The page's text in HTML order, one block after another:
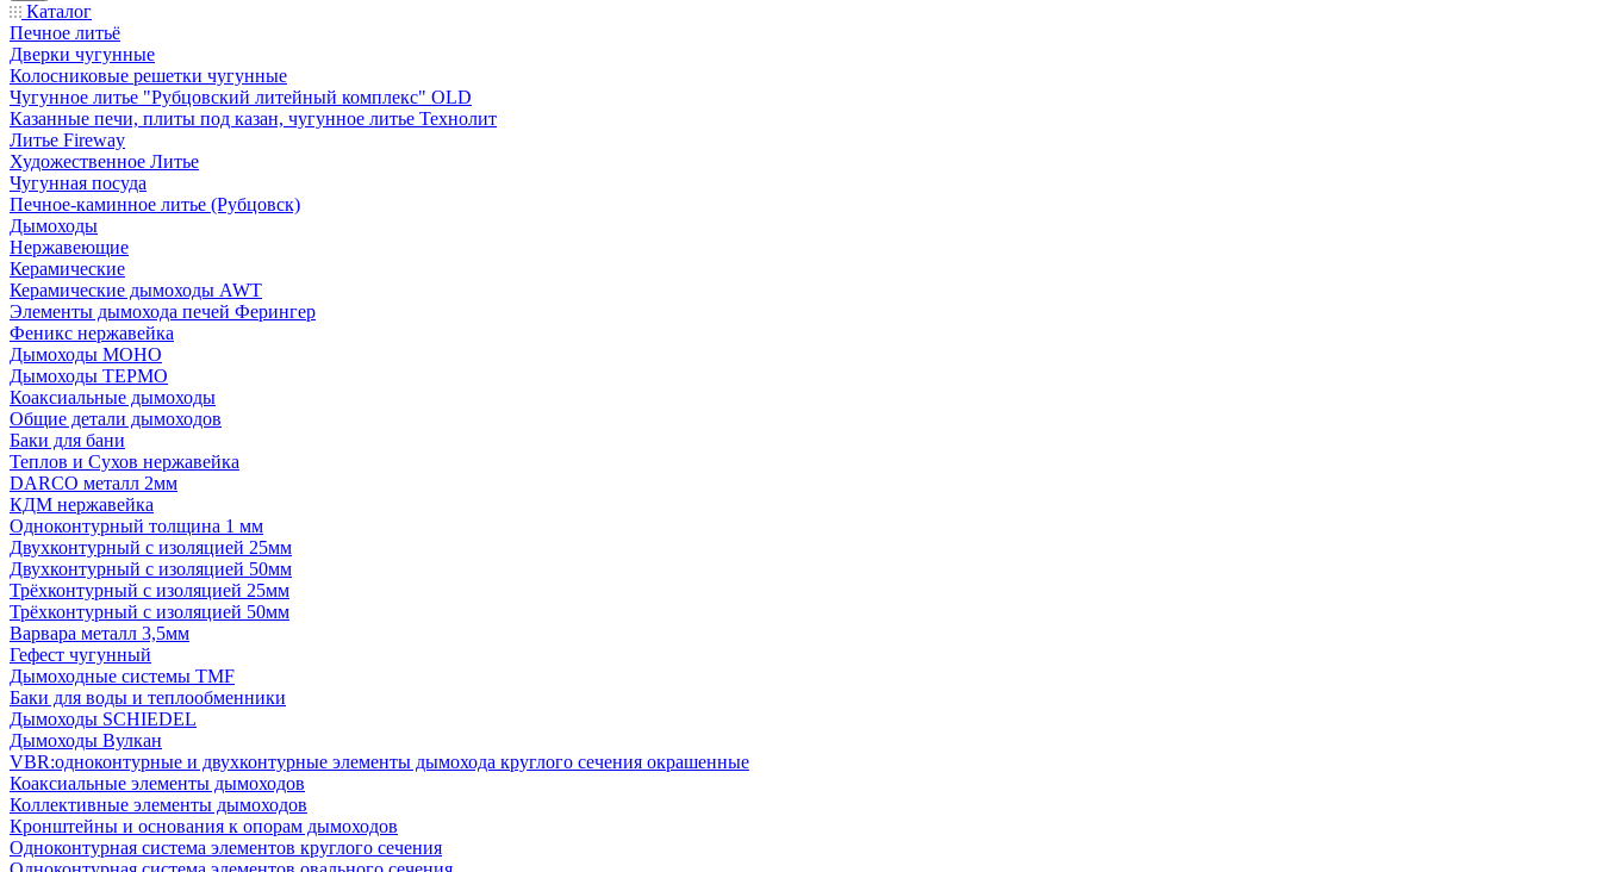
Каталог
Печное литьё
Дверки чугунные
Колосниковые решетки чугунные
Чугунное литье "Рубцовский литейный комплекс" OLD
Казанные печи, плиты под казан, чугунное литье Технолит
Литье Fireway
Художественное Литье
Чугунная посуда
Печное-каминное литье (Рубцовск)
Дымоходы
Нержавеющие
Керамические
Керамические дымоходы AWT
Элементы дымохода печей Ферингер
Феникс нержавейка
Дымоходы МОНО
Дымоходы ТЕРМО
Коаксиальные дымоходы
Общие детали дымоходов
Баки для бани
Теплов и Сухов нержавейка
DARCO металл 2мм
КДМ нержавейка
Одноконтурный толщина 1 мм
Двухконтурный с изоляцией 25мм
Двухконтурный с изоляцией 50мм
Трёхконтурный с изоляцией 25мм
Трёхконтурный с изоляцией 50мм
Варвара металл 3,5мм
Гефест чугунный
Дымоходные системы TMF
Баки для воды и теплообменники
Дымоходы SCHIEDEL
Дымоходы Вулкан
VBR:одноконтурные и двухконтурные элементы дымохода круглого сечения окрашенные
Коаксиальные элементы дымоходов
Коллективные элементы дымоходов
Кронштейны и основания к опорам дымоходов
Одноконтурная система элементов круглого сечения